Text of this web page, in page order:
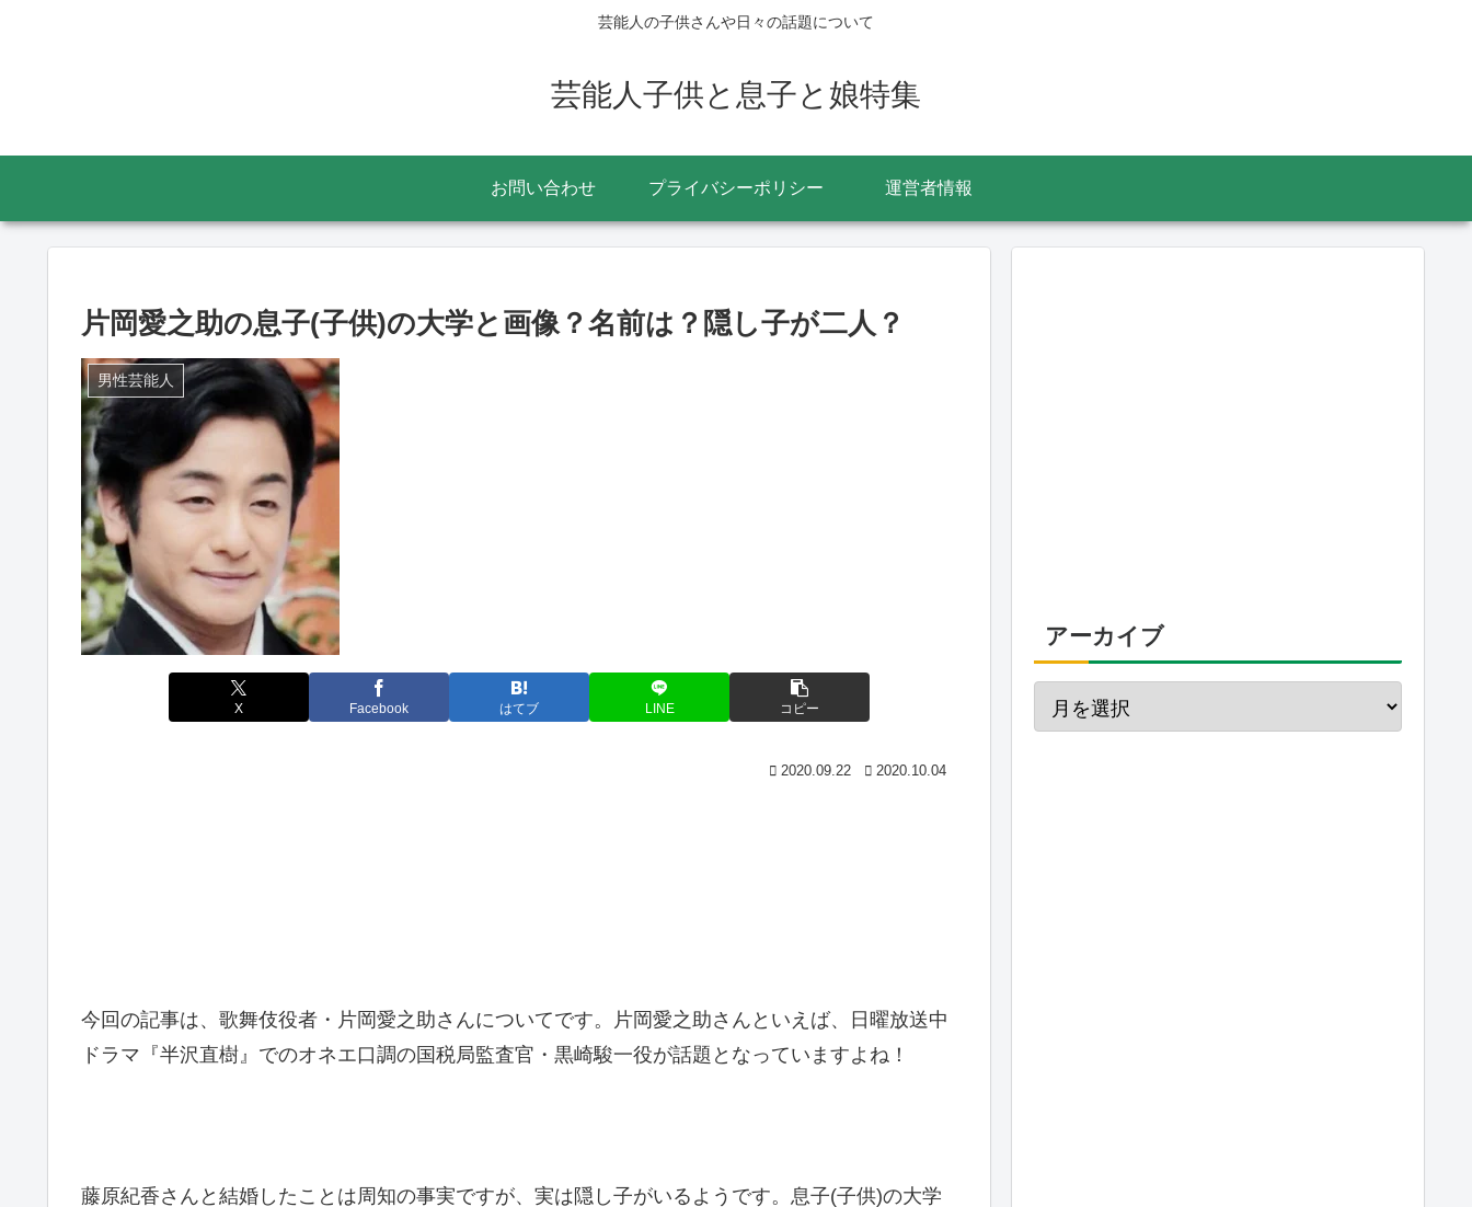
芸能人の子供さんや日々の話題について
芸能人子供と息子と娘特集
お問い合わせ プライバシーポリシー 運営者情報
片岡愛之助の息子(子供)の大学と画像？名前は？隠し子が二人？
男性芸能人
X Facebook はてブ LINE コピー
2020.09.22 2020.10.04
今回の記事は、歌舞伎役者・片岡愛之助さんについてです。
片岡愛之助さんといえば、日曜放送中
ドラマ『半沢直樹』でのオネエ口調の国税局監査官・黒崎駿一役が話題となっていますよね！
藤原紀香さんと結婚したことは周知の事実ですが、実は隠し子がいるようです。息子(子供)の大学
アーカイブ